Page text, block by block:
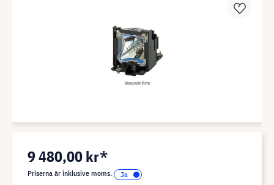
9 480,00 kr*
Priserna är inklusive moms.